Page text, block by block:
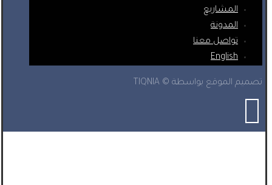
المشاريع
المدونة
تواصل معنا
English
تصميم الموقع بواسطة © TIQNIA